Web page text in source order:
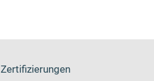
Zertifizierungen